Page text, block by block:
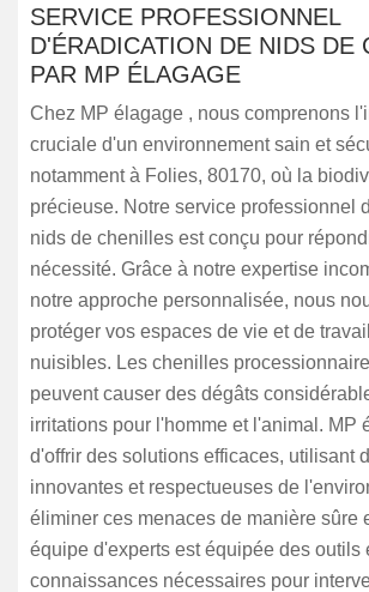
SERVICE PROFESSIONNEL
D'ÉRADICATION DE NIDS DE
PAR MP ÉLAGAGE
Chez MP élagage , nous comprenons
cruciale d'un environnement sain et
notamment à Folies, 80170, où la
précieuse. Notre service professionnel
nids de chenilles est conçu pour
nécessité. Grâce à notre expertise
notre approche personnalisée, nous
protéger vos espaces de vie et de
nuisibles. Les chenilles
peuvent causer des dégâts
irritations pour l'homme et l'animal. MP
d'offrir des solutions efficaces, utilisant
innovantes et respectueuses de
éliminer ces menaces de manière sûre
équipe d'experts est équipée des outils
connaissances nécessaires pour